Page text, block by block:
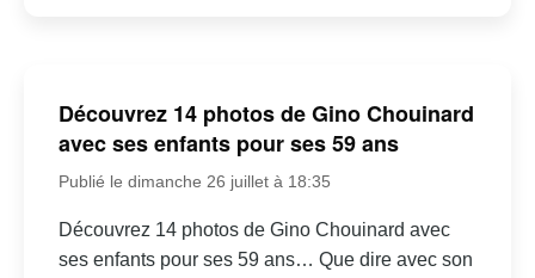
Découvrez 14 photos de Gino Chouinard
avec ses enfants pour ses 59 ans
Publié le dimanche 26 juillet à 18:35
Découvrez 14 photos de Gino Chouinard avec
ses enfants pour ses 59 ans… Que dire avec son